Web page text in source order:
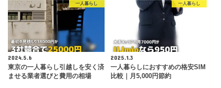
一人暮らし
2024.5.6
東京の一人暮らし引越しを安く済
ませる業者選びと費用の相場
一人暮らし
2025.1.3
一人暮らしにおすすめの格安SIM
比較｜月5,000円節約